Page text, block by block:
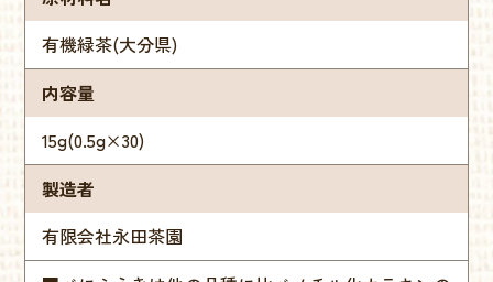
有機緑茶(大分県)
内容量
15g(0.5g×30)
製造者
有限会社永田茶園